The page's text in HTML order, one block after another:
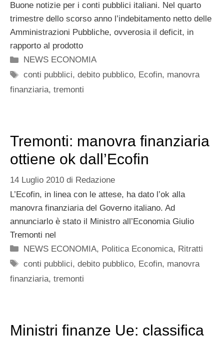
Buone notizie per i conti pubblici italiani. Nel quarto
trimestre dello scorso anno l’indebitamento netto delle
Amministrazioni Pubbliche, ovverosia il deficit, in
rapporto al prodotto
Categorie
NEWS ECONOMIA
Tag
conti pubblici,debito pubblico, Ecofin, manovra
finanziaria, tremonti
Tremonti: manovra finanziaria
ottiene ok dall’Ecofin
14 Luglio 2010 di Redazione
L’Ecofin, in linea con le attese, ha dato l’ok alla
manovra finanziaria del Governo italiano. Ad
annunciarlo è stato il Ministro all’Economia Giulio
Tremonti nel
Categorie
NEWS ECONOMIA, Politica Economica, Ritratti
Tag
conti pubblici,debito pubblico, Ecofin, manovra
finanziaria, tremonti
Ministri finanze Ue: classifica